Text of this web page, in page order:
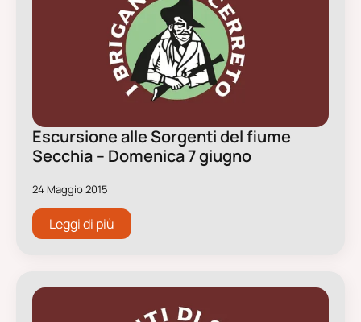
Escursione alle Sorgenti del fiume
Secchia – Domenica 7 giugno
24 Maggio 2015
Leggi di più